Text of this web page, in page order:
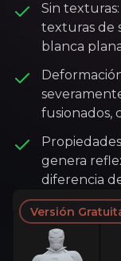
Sin
texturas de
blanca
fusionados,
genera
diferencia
Versión